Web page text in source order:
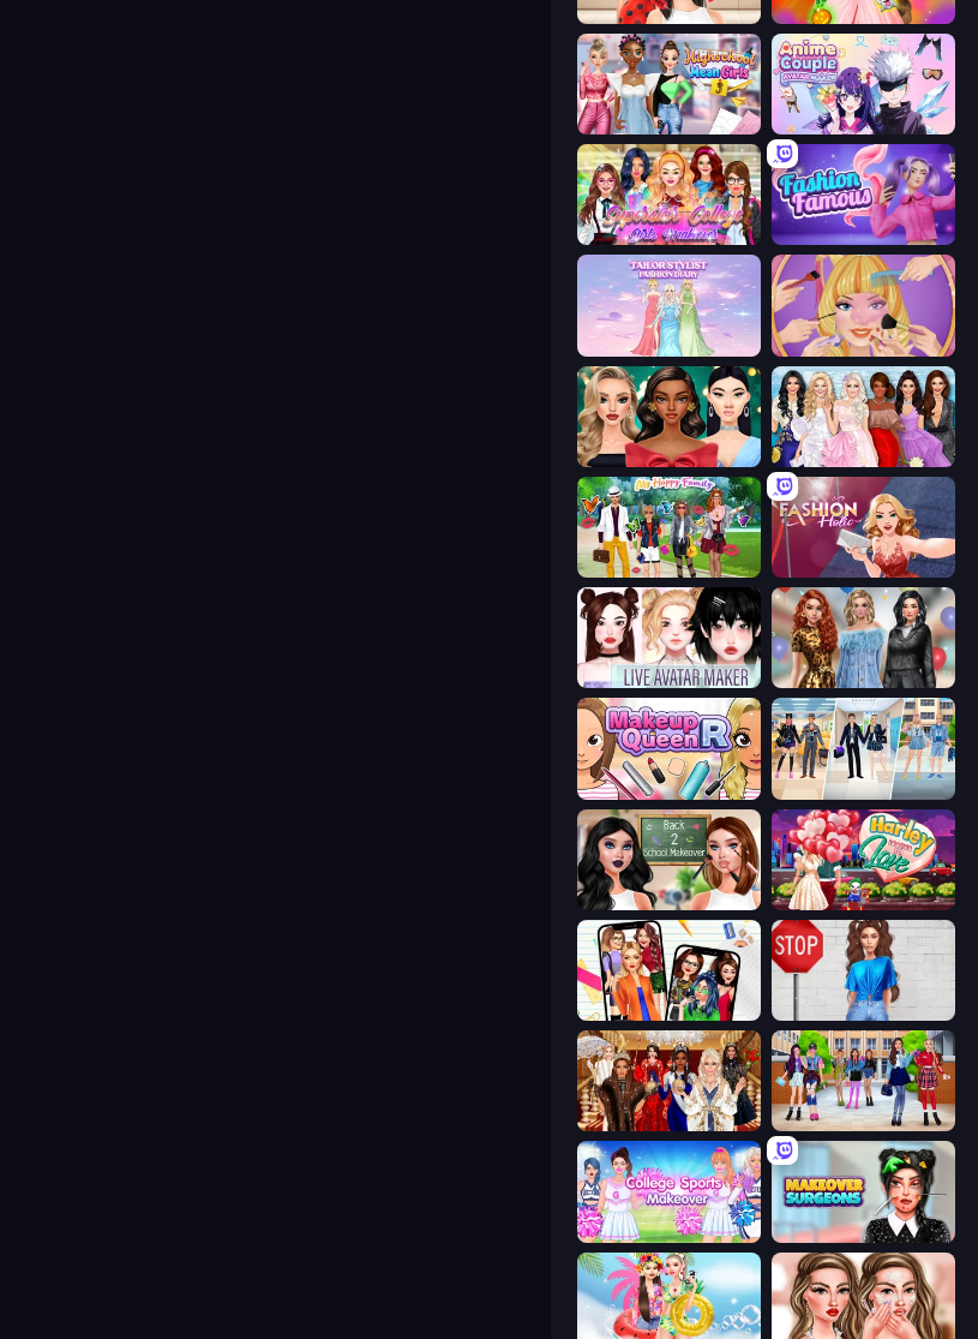
Shopaholic Black Friday Iconic Halloween Costumes
Highschool Mean Girls 3 Anime Couple: Avatar Maker
Superstar College Girls Makeover Fashion Famous
Tailor Stylist: Fashion Diary Extreme Makeover
New Year's Eve Makeup Model Dress Up Girl
Superstar Family Dress Up Fashion Holic
Live Avatar Maker: Girls Black Friday Mystery Sale
Make Up Queen R College Girl & Boy Makeover
Harley Learns To Love
Highschool Mean Girls 2 Street Style Fashion
Royal Dress Up - Fashion Queen High School BFFs: Girls Team
College Sport Team Makeover Makeover Surgeons